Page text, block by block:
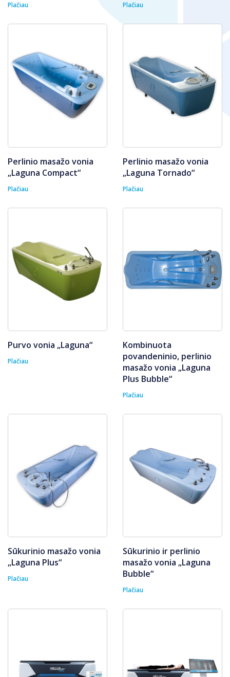
Plačiau Plačiau
Perlinio masažo vonia
„Laguna Compact“
Plačiau
Perlinio masažo vonia
„Laguna Tornado“
Plačiau
Purvo vonia „Laguna“
Plačiau
Kombinuota
povandeninio, perlinio
masažo vonia „Laguna
Plus Bubble“
Plačiau
Sūkurinio masažo vonia
„Laguna Plus“
Plačiau
Sūkurinio ir perlinio
masažo vonia „Laguna
Bubble“
Plačiau